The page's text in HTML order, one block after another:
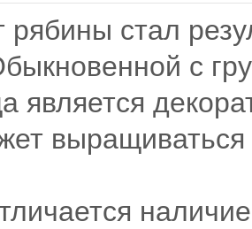
рябины стал
с
является